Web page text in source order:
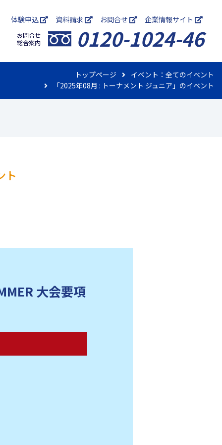
野
）
体験申込 資料請求 お問合せ 企業情報サイト
お問合せ
総合案内
0120-1024-46
トップページ
イベント：全てのイベント
「2025年08月 : トーナメント ジュニア」のイベント
ト
大会要項